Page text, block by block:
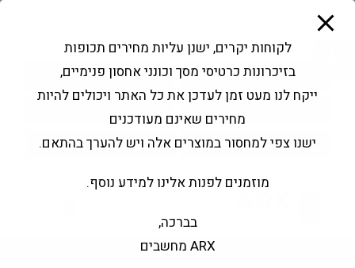
פתח סרגל נגישות
Products
search
החשבון שלי בקשה להצעה
לקוחות יקרים, ישנן עליות מחירים תכופות
בזיכרונות כרטיסי מסך וכונני אחסון פנימיים,
ייקח לנו מעט זמן לעדכן את כל האתר ויכולים להיות
מחירים שאינם מעודכנים
ישנו צפי למחסור במוצרים אלה ויש להערך בהתאם.
מוזמנים לפנות אלינו למידע נוסף.
בברכה,
ARX מחשבים